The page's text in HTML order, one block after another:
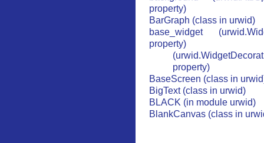
property)
BarGraph (class in urwid)
base_widget
property)
property)
BaseScreen (class in
BigText (class in urwid)
BLACK (in module urwid)
BlankCanvas (class in